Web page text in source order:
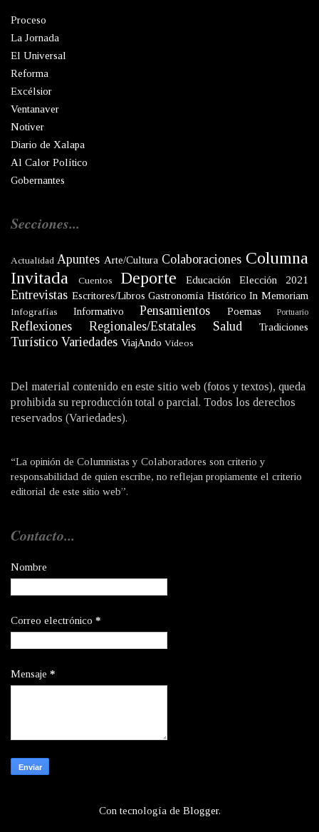
Proceso
La Jornada
El Universal
Reforma
Excélsior
Ventanaver
Notiver
Diario de Xalapa
Al Calor Político
Gobernantes
Secciones...
Actualidad Apuntes Arte/Cultura Colaboraciones Columna
Invitada
Cuentos Deporte Educación Elección 2021
Entrevistas Escritores/Libros Gastronomía Histórico In Memoriam
Infografías Informativo Pensamientos Poemas Portuario
Reflexiones Regionales/Estatales Salud Tradiciones
Turístico Variedades ViajAndo Videos
Del material contenido en este sitio web (fotos y textos), queda
prohibida su reproducción total o parcial. Todos los derechos
reservados (Variedades).
“La opinión de Columnistas y Colaboradores son criterio y
responsabilidad de quien escribe, no reflejan propiamente el criterio
editorial de este sitio web”.
Contacto...
Nombre
Correo electrónico *
Mensaje *
Con tecnología de Blogger.